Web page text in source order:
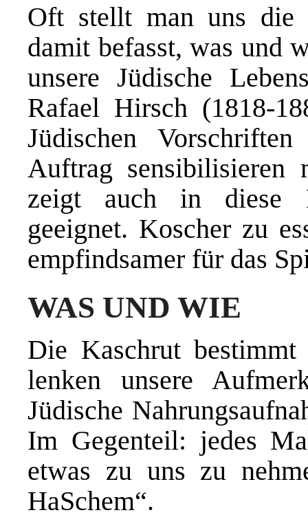
Oft stellt man uns die
damit befasst, was und
unsere Jüdische
Rafael Hirsch (1818-
Jüdischen
Auftrag sensibilisieren
zeigt auch in diese
geeignet. Koscher zu
empfindsamer für das
WAS UND WIE
Die Kaschrut
lenken unsere
Jüdische
Im Gegenteil: jedes
etwas zu uns zu
HaSchem“.